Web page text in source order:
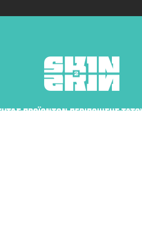
ΠΡΟΪΌΝΤΩΝ ΠΕΡΙΠΟΊΗΣΗΣ